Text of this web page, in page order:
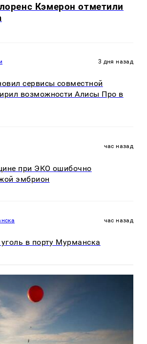
Кэмерон отметили
3 дня назад
сервисы совместной
возможности Алисы Про в
час назад
при ЭКО ошибочно
эмбрион
час назад
в порту Мурманска